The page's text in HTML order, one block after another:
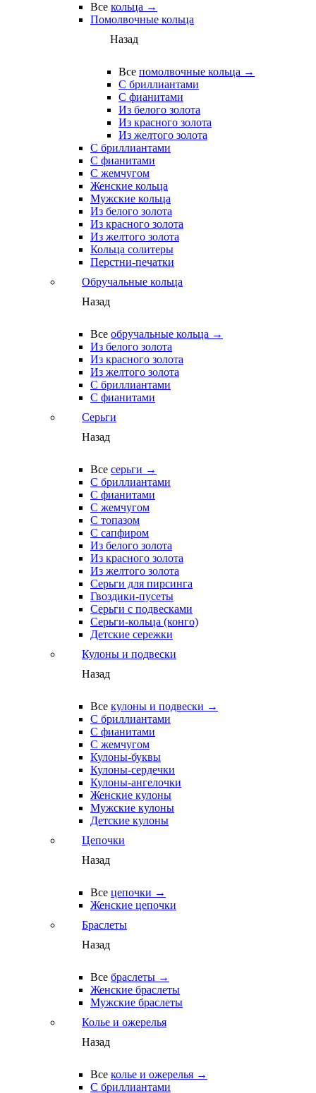
Все кольца →
Помолвочные кольца
Назад
Все помолвочные кольца →
С бриллиантами
С фианитами
Из белого золота
Из красного золота
Из желтого золота
С бриллиантами
С фианитами
С жемчугом
Женские кольца
Мужские кольца
Из белого золота
Из красного золота
Из желтого золота
Кольца солитеры
Перстни-печатки
Обручальные кольца
Назад
Все обручальные кольца →
Из белого золота
Из красного золота
Из желтого золота
С бриллиантами
С фианитами
Серьги
Назад
Все серьги →
С бриллиантами
С фианитами
С жемчугом
С топазом
С сапфиром
Из белого золота
Из красного золота
Из желтого золота
Серьги для пирсинга
Гвоздики-пусеты
Серьги с подвесками
Серьги-кольца (конго)
Детские сережки
Кулоны и подвески
Назад
Все кулоны и подвески →
С бриллиантами
С фианитами
С жемчугом
Кулоны-буквы
Кулоны-сердечки
Кулоны-ангелочки
Женские кулоны
Мужские кулоны
Детские кулоны
Цепочки
Назад
Все цепочки →
Женские цепочки
Браслеты
Назад
Все браслеты →
Женские браслеты
Мужские браслеты
Колье и ожерелья
Назад
Все колье и ожерелья →
С бриллиантами